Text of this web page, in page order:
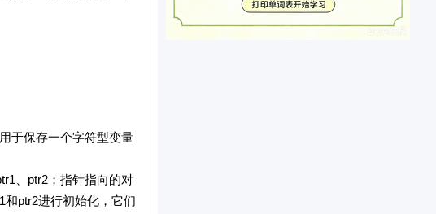
保存一个字符型变量
、ptr2；指针指向的对
和ptr2进行初始化，它们